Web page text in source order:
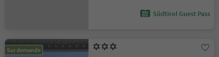
Südtirol Guest Pass
Sur demande